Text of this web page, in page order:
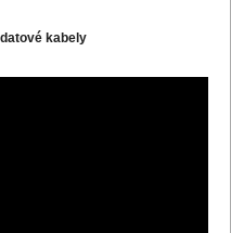
kabely